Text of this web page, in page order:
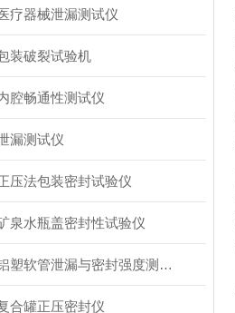
疗器械泄漏测试仪
装破裂试验机
腔畅通性测试仪
漏测试仪
压法包装密封试验仪
泉水瓶盖密封性试验仪
铝塑软管泄漏与密封强度测试仪
合罐正压密封仪